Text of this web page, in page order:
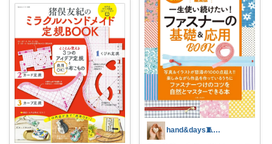
hand&days🧵手芸とほっこり雑貨